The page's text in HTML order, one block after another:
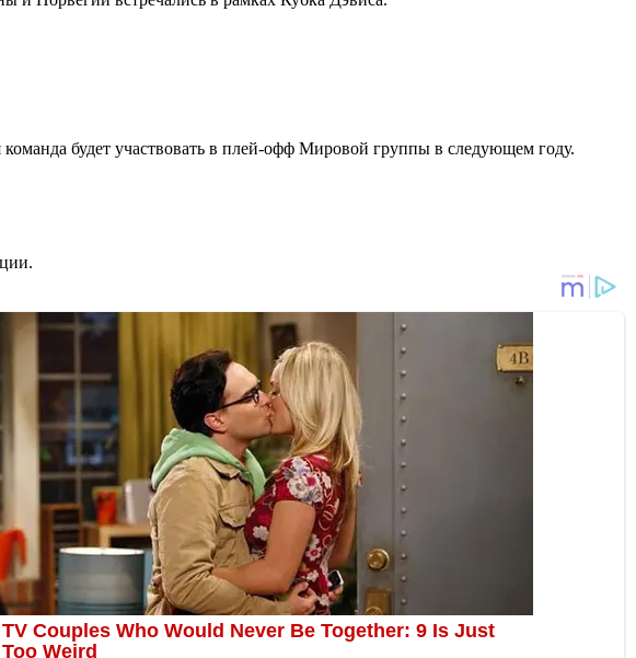
будет участвовать в плей-офф Мировой группы в следующем году.